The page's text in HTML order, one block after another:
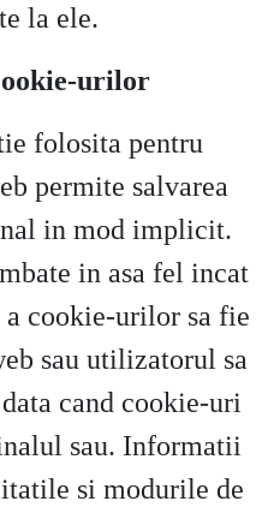
la ele.
urilor
folosita pentru
permite salvarea
in mod implicit.
in asa fel incat
a cookie-urilor sa fie
sau utilizatorul sa
cand cookie-uri
sau. Informatii
si modurile de